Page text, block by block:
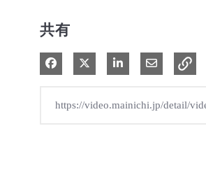
共有
Facebook で共有
Xで共有する
LinkedIn で共有
電子メー